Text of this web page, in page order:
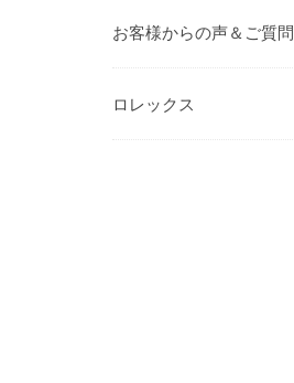
お客様からの声＆ご質問
ロレックス